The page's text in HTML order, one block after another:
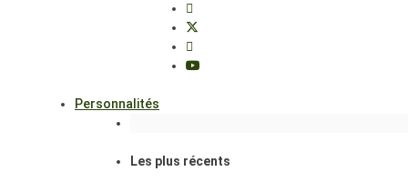
Personnalités
Les plus récents